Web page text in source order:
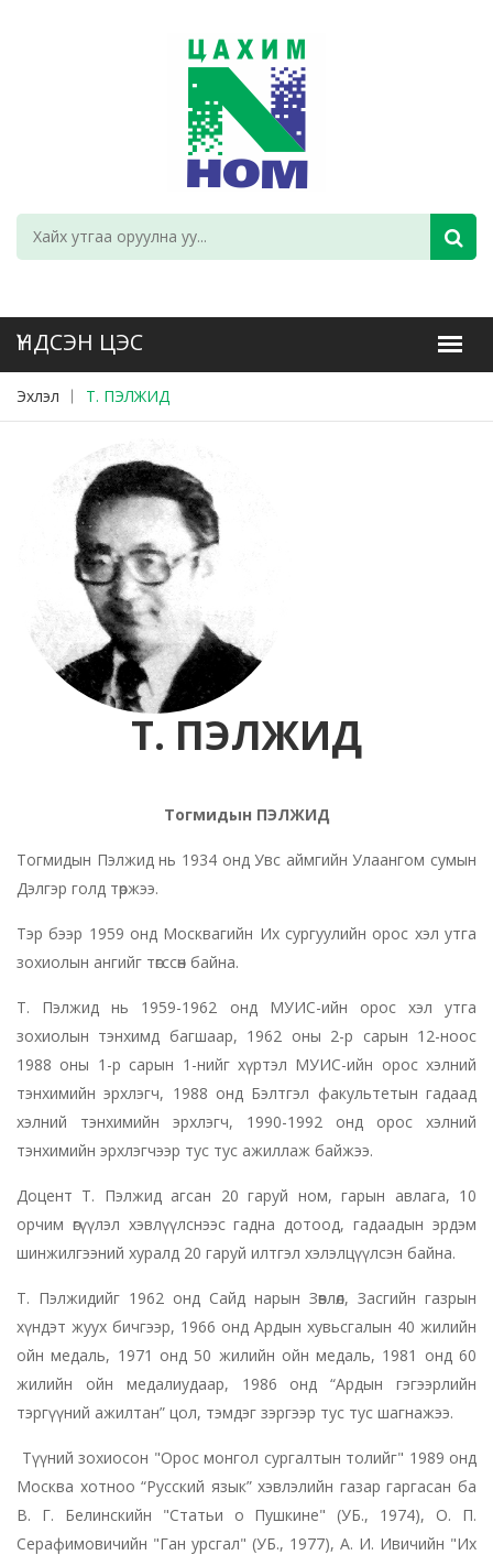
Эхлэл Т. ПЭЛЖИД
Т. ПЭЛЖИД
Тогмидын ПЭЛЖИД
Тогмидын Пэлжид нь 1934 онд Увс аймгийн Улаангом сумын
Дэлгэр голд төржээ.
Тэр бээр 1959 онд Москвагийн Их сургуулийн орос хэл утга
зохиолын ангийг төгссөн байна.
Т. Пэлжид нь 1959-1962 онд МУИС-ийн орос хэл утга
зохиолын тэнхимд багшаар, 1962 оны 2-р сарын 12-ноос
1988 оны 1-р сарын 1-нийг хүртэл МУИС-ийн орос хэлний
тэнхимийн эрхлэгч, 1988 онд Бэлтгэл факультетын гадаад
хэлний тэнхимийн эрхлэгч, 1990-1992 онд орос хэлний
тэнхимийн эрхлэгчээр тус тус ажиллаж байжээ.
Доцент Т. Пэлжид агсан 20 гаруй ном, гарын авлага, 10
орчим өгүүлэл хэвлүүлснээс гадна дотоод, гадаадын эрдэм
шинжилгээний хуралд 20 гаруй илтгэл хэлэлцүүлсэн байна.
Т. Пэлжидийг 1962 онд Сайд нарын Зөвлөл, Засгийн газрын
хүндэт жуух бичгээр, 1966 онд Ардын хувьсгалын 40 жилийн
ойн медаль, 1971 онд 50 жилийн ойн медаль, 1981 онд 60
жилийн ойн медалиудаар, 1986 онд “Ардын гэгээрлийн
тэргүүний ажилтан” цол, тэмдэг зэргээр тус тус шагнажээ.
Түүний зохиосон "Орос монгол сургалтын толийг" 1989 онд
Москва хотноо “Русский язык” хэвлэлийн газар гаргасан ба
В. Г. Белинскийн "Статьи о Пушкине" (УБ., 1974), О. П.
Серафимовичийн "Ган урсгал" (УБ., 1977), А. И. Ивичийн "Их